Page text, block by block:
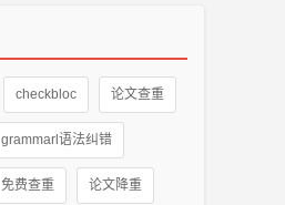
checkbloc 论文查重
grammarl语法纠错
免费查重 论文降重